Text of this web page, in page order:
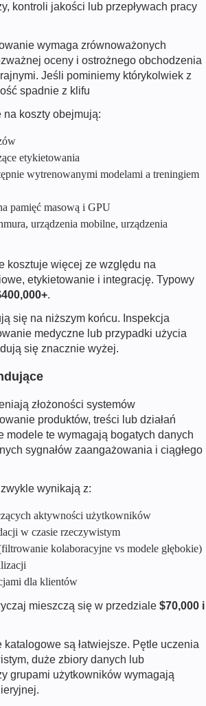
kontroli jakości lub przepływach pracy
wymaga zrównoważonych
oceny i ostrożnego obchodzenia
Jeśli pominiemy którykolwiek z
spadnie z klifu
na koszty obejmują:
etykietowania
wytrenowanymi modelami a treningiem
pamięć masową i GPU
urządzenia mobilne, urządzenia
kosztuje więcej ze względu na
etykietowanie i integrację. Typowy
.
się na niższym końcu. Inspekcja
medyczne lub przypadki użycia
się znacznie wyżej.
złożoności systemów
produktów, treści lub działań
modele te wymagają bogatych danych
sygnałów zaangażowania i ciągłego
wynikają z:
aktywności użytkowników
w czasie rzeczywistym
kolaboracyjne vs modele głębokie)
dla klientów
mieszczą się w przedziale $70,000 i
katalogowe są łatwiejsze. Pętle uczenia
duże zbiory danych lub
grupami użytkowników wymagają